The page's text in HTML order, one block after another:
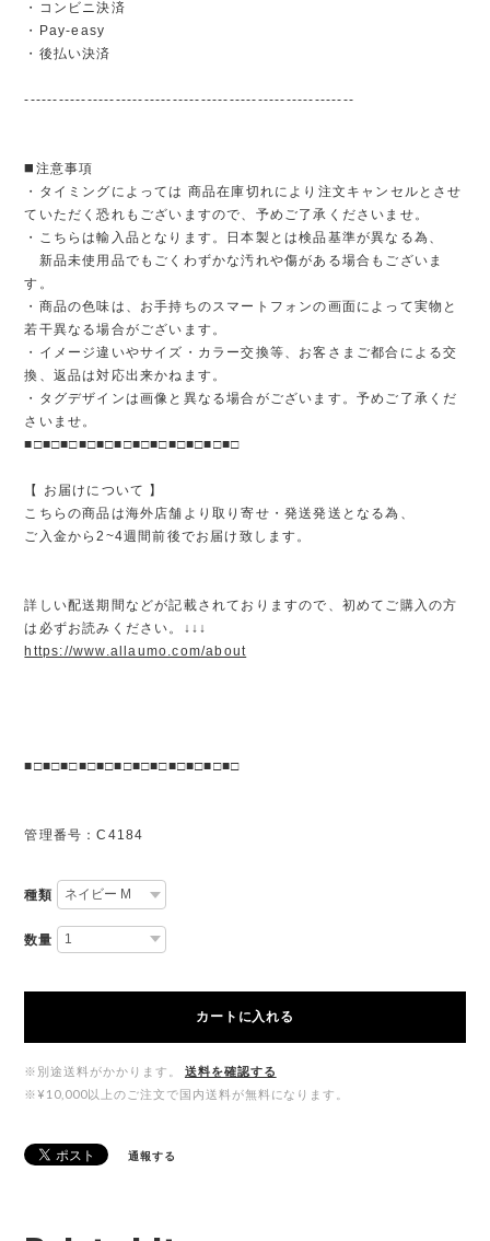
・コンビニ決済
・Pay-easy
・後払い決済
----------------------------------------------------------
◼️注意事項
・タイミングによっては 商品在庫切れにより注文キャンセルとさせ
ていただく恐れもございますので、予めご了承くださいませ。
・こちらは輸入品となります。日本製とは検品基準が異なる為、
新品未使用品でもごくわずかな汚れや傷がある場合もございま
す。
・商品の色味は、お手持ちのスマートフォンの画面によって実物と
若干異なる場合がございます。
・イメージ違いやサイズ・カラー交換等、お客さまご都合による交
換、返品は対応出来かねます。
・タグデザインは画像と異なる場合がございます。予めご了承くだ
さいませ。
■□■□■□■□■□■□■□■□■□■□■□■□
【 お届けについて 】
こちらの商品は海外店舗より取り寄せ・発送発送となる為、
ご入金から2~4週間前後でお届け致します。
詳しい配送期間などが記載されておりますので、初めてご購入の方
は必ずお読みください。↓↓↓
https://www.allaumo.com/about
■□■□■□■□■□■□■□■□■□■□■□■□
管理番号：C4184
種類
数量
カートに入れる
※別途送料がかかります。
送料を確認する
※¥10,000以上のご注文で国内送料が無料になります。
通報する